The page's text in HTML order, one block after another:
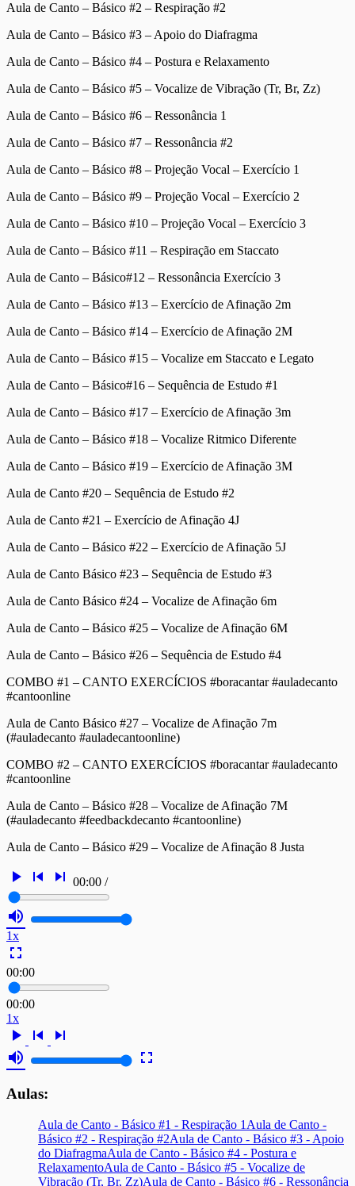
Aula de Canto – Básico #2 – Respiração #2
Aula de Canto – Básico #3 – Apoio do Diafragma
Aula de Canto – Básico #4 – Postura e Relaxamento
Aula de Canto – Básico #5 – Vocalize de Vibração (Tr, Br, Zz)
Aula de Canto – Básico #6 – Ressonância 1
Aula de Canto – Básico #7 – Ressonância #2
Aula de Canto – Básico #8 – Projeção Vocal – Exercício 1
Aula de Canto – Básico #9 – Projeção Vocal – Exercício 2
Aula de Canto – Básico #10 – Projeção Vocal – Exercício 3
Aula de Canto – Básico #11 – Respiração em Staccato
Aula de Canto – Básico#12 – Ressonância Exercício 3
Aula de Canto – Básico #13 – Exercício de Afinação 2m
Aula de Canto – Básico #14 – Exercício de Afinação 2M
Aula de Canto – Básico #15 – Vocalize em Staccato e Legato
Aula de Canto – Básico#16 – Sequência de Estudo #1
Aula de Canto – Básico #17 – Exercício de Afinação 3m
Aula de Canto – Básico #18 – Vocalize Ritmico Diferente
Aula de Canto – Básico #19 – Exercício de Afinação 3M
Aula de Canto #20 – Sequência de Estudo #2
Aula de Canto #21 – Exercício de Afinação 4J
Aula de Canto – Básico #22 – Exercício de Afinação 5J
Aula de Canto Básico #23 – Sequência de Estudo #3
Aula de Canto Básico #24 – Vocalize de Afinação 6m
Aula de Canto – Básico #25 – Vocalize de Afinação 6M
Aula de Canto – Básico #26 – Sequência de Estudo #4
COMBO #1 – CANTO EXERCÍCIOS #boracantar #auladecanto
#cantoonline
Aula de Canto Básico #27 – Vocalize de Afinação 7m
(#auladecanto #auladecantoonline)
COMBO #2 – CANTO EXERCÍCIOS #boracantar #auladecanto
#cantoonline
Aula de Canto – Básico #28 – Vocalize de Afinação 7M
(#auladecanto #feedbackdecanto #cantoonline)
Aula de Canto – Básico #29 – Vocalize de Afinação 8 Justa
play_arrow skip_previous skip_next 00:00 /
volume_up
1x
fullscreen
00:00
00:00
1x
play_arrow skip_previous
skip_next
volume_up
fullscreen
Aulas:
Aula de Canto - Básico #1 - Respiração 1 Aula de Canto -
Básico #2 - Respiração #2Aula de Canto - Básico #3 - Apoio
do DiafragmaAula de Canto - Básico #4 - Postura e
RelaxamentoAula de Canto - Básico #5 - Vocalize de
Vibração (Tr, Br, Zz)Aula de Canto - Básico #6 - Ressonância